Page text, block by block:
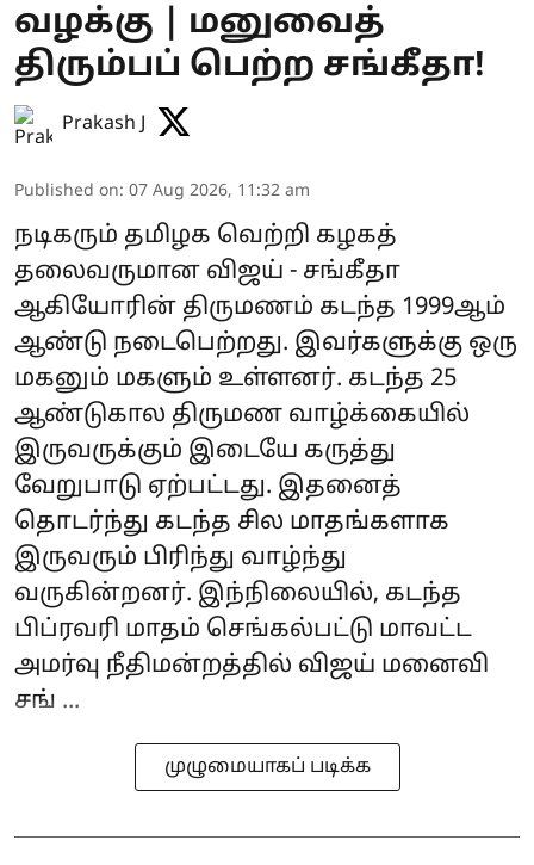
வழக்கு | மனுவைத்
திரும்பப் பெற்ற சங்கீதா!
Prakash J
Published on: 07 Aug 2026, 11:32 am
நடிகரும் தமிழக வெற்றி கழகத்
தலைவருமான விஜய் - சங்கீதா
ஆகியோரின் திருமணம் கடந்த 1999ஆம்
ஆண்டு நடைபெற்றது. இவர்களுக்கு ஒரு
மகனும் மகளும் உள்ளனர். கடந்த 25
ஆண்டுகால திருமண வாழ்க்கையில்
இருவருக்கும் இடையே கருத்து
வேறுபாடு ஏற்பட்டது. இதனைத்
தொடர்ந்து கடந்த சில மாதங்களாக
இருவரும் பிரிந்து வாழ்ந்து
வருகின்றனர். இந்நிலையில், கடந்த
பிப்ரவரி மாதம் செங்கல்பட்டு மாவட்ட
அமர்வு நீதிமன்றத்தில் விஜய் மனைவி
சங் ...
முழுமையாகப் படிக்க